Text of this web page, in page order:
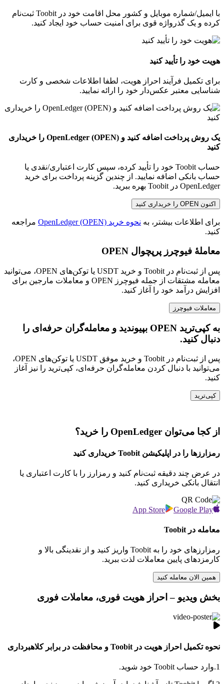
با ایمیل/شماره موبایل و کشور محل اقامت خود در Toobit ثبت‌نام
کرده و یک گذرواژه قوی برای امنیت حساب خود ایجاد کنید.
هویت خود را تأیید کنید
برای تکمیل فرآیند احراز هویت، لطفا اطلاعات شخصی و کارت
شناسایی معتبر عکس‌دار خود را ارائه نمایید.
یک روش پرداخت اضافه کنید و OpenLedger (OPEN) را خریداری
کنید
حساب Toobit خود را تأیید کرده، سپس کارت اعتباری/نقدی یا
حساب بانکی اضافه نمایید. از چندین گزینه پرداخت برای خرید
OpenLedger در Toobit بهره ببرید.
اکنون OPEN را خریداری کنید
برای اطلاعات بیشتر، به نحوه خرید OpenLedger (OPEN)
مراجعه
کنید.
معاملهٔ فیوچرز پرپچوال OPEN
پس از ثبت‌نام در Toobit و خرید USDT یا توکن‌های OPEN، می‌توانید
معامله مشتقات از جمله فیوچرز OPEN و معاملات مارجین برای
افزایش درآمد خود را آغاز کنید.
معاملات فیوچرز
به کپی‌ترید OPEN بپیوندید و معامله‌گران حرفه‌ای را
دنبال کنید.
پس از ثبت‌نام در Toobit و خرید موفق USDT یا توکن‌های OPEN،
می‌توانید با دنبال کردن معامله‌گران حرفه‌ای، کپی‌ترید را نیز آغاز
کنید.
کپی‌ترید
از کجا می‌توان OpenLedger را خرید؟
رمزارزها را در اپلیکیشن Toobit خریداری کنید
در عرض چند دقیقه ثبت‌نام کنید و رمزارز را با کارت اعتباری یا
انتقال بانکی خریداری کنید.
App Store Google Play
معامله در Toobit
رمزارزهای خود را به Toobit واریز کنید و از نقدینگی بالا و
کارمزدهای پایین معاملات لذت ببرید.
همین الان معامله کنید
بخش ویدیو – احراز هویت فوری، معاملات فوری
نحوه تکمیل احراز هویت در Toobit و محافظت در برابر کلاهبرداری
1. وارد حساب Toobit خود شوید.